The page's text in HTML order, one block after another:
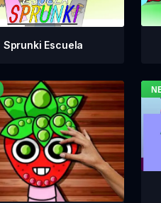
Sprunki Escuela